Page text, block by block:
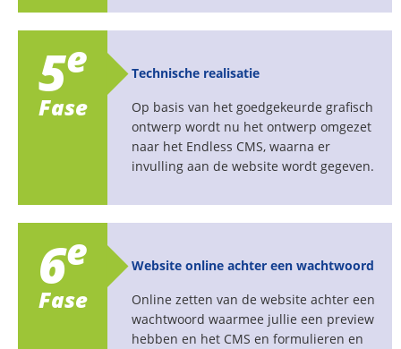
5e
Fase
Technische realisatie
Op basis van het goedgekeurde grafisch
ontwerp wordt nu het ontwerp omgezet
naar het Endless CMS, waarna er
invulling aan de website wordt gegeven.
6e
Fase
Website online achter een wachtwoord
Online zetten van de website achter een
wachtwoord waarmee jullie een preview
hebben en het CMS en formulieren en